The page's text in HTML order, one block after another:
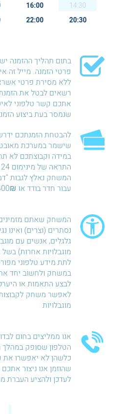
14:30
16:00
20:30
22:00
בתום תהליך ההזמנה
פרטי הזמנה. מייל זה
ללא מסירת פרטי
רשאים לבטל את
אתכם קשר טלפוני
שנמסר בעת ביצוע
להבטחת הזמנתכם
שישמר במערכת
במידה וקבוצתכם לא
עבור חדר בודד או 400₪ עבור חדר כפול.
המשחק שאתם
נסתרים (וצרים) ואינו
גלגלים, אנשים עם
מוגבלויות אחרות)
לתת מידע טלפוני
במשחק ולחשוב יחד
לבצע התאמות או
לאפשר משחק
מוגבלויות
אנו ממליצים בחום
הטלפון שסופק במהלך
כלשהן לא יאפשרו
שהוזמן אנו ניצור
לעדכן ולהציע